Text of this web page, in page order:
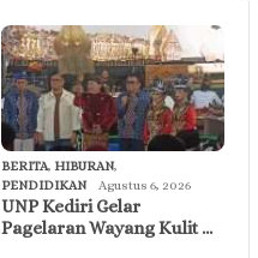
BERITA, HIBURAN,
PENDIDIKAN
Agustus 6, 2026
UNP Kediri Gelar
Pagelaran Wayang Kulit …